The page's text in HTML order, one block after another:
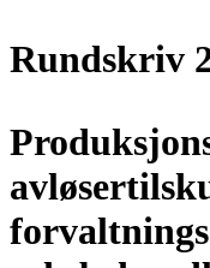
Rundskriv